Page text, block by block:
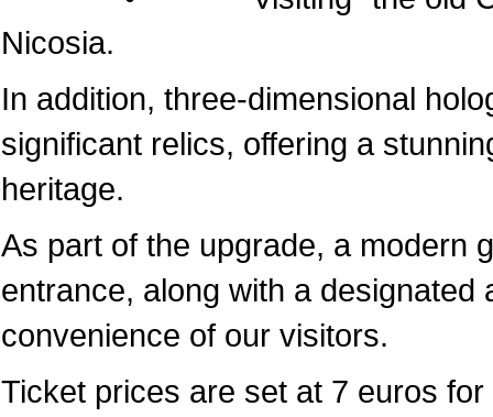
Nicosia.
In addition, three-dimensional
significant relics, offering a
heritage.
As part of the upgrade, a modern
entrance, along with a
convenience of our visitors.
Ticket prices are set at 7 euros